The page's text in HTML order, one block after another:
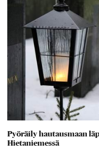
Pyöräily hautausmaan
Hietaniemessä